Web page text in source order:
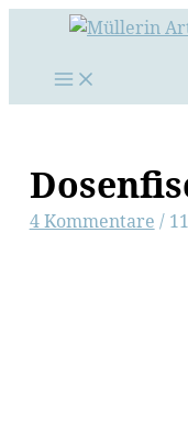
springen
4 Kommentare /